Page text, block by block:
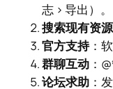
志 > 导出）。
搜索现有资源
官方支持：
群聊互动 ：
论坛求助 ：